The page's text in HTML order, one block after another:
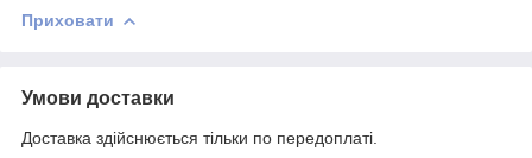
Приховати
Умови доставки
Доставка здійснюється тільки по передоплаті.